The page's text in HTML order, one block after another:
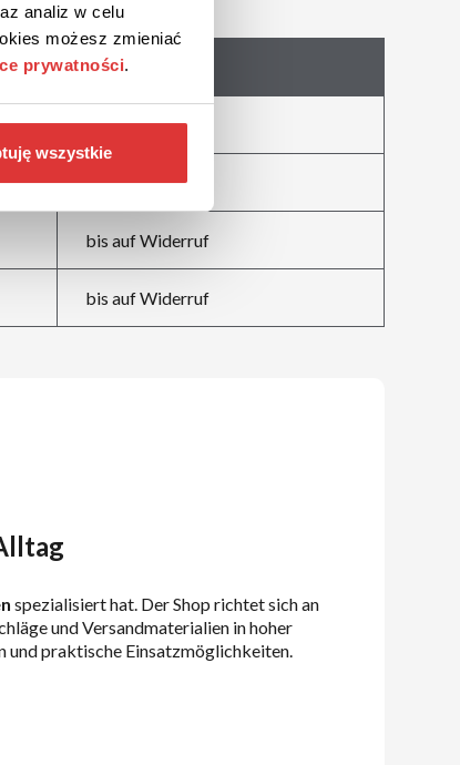
analiz w celu
możesz zmieniać
prywatności.
wszystkie
Abgelaufen
bis auf Widerruf
bis auf Widerruf
bis auf Widerruf
bis auf Widerruf
spezialisiert hat. Der Shop richtet sich an
und Versandmaterialien in hoher
und praktische Einsatzmöglichkeiten.